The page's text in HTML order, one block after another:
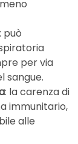
: può
per via
sangue.
: la carenza di
immunitario,
alle